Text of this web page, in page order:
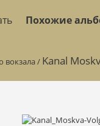
Похожие
вокзала/ Kanal